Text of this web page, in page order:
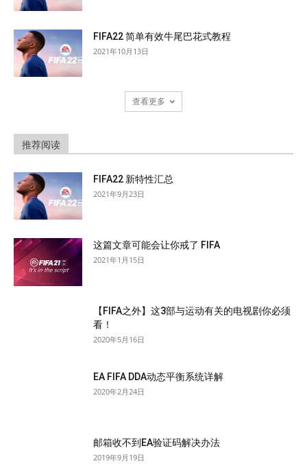
FIFA22 简单有效牛尾巴花式教程
2021年10月13日
查看更多
推荐阅读
FIFA22 新特性汇总
2021年9月23日
这篇文章可能会让你戒了 FIFA
2021年1月15日
【FIFA之外】这3部与运动有关的电视剧你必须
看！
2020年5月16日
EA FIFA DDA动态平衡系统详解
2020年2月24日
邮箱收不到EA验证码解决办法
2019年9月19日